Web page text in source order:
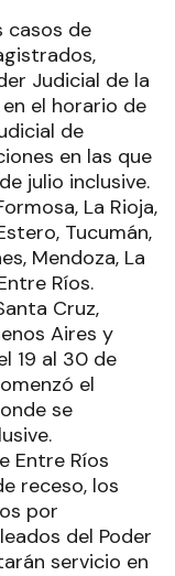
casos de
Judicial de la
el horario de
de
en las que
julio inclusive.
La Rioja,
Tucumán,
Mendoza, La
Ríos.
Cruz,
Aires y
19 al 30 de
el
se
Entre Ríos
receso, los
por
del Poder
servicio en